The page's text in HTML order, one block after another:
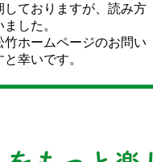
ておりますが、読み方
した。
ホームページのお問い
幸いです。